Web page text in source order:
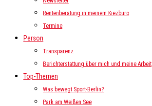
Rentenberatung in meinem Kiezbüro
Termine
Person
Transparenz
Berichterstattung über mich und meine Arbeit
Top-Themen
Was bewegt Sport-Berlin?
Park am Weißen See